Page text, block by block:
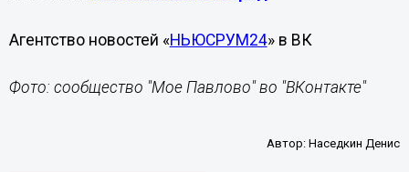
Агентство новостей «НЬЮСРУМ24» в ВК
Фото: сообщество "Мое Павлово" во "ВКонтакте"
Автор:Наседкин Денис